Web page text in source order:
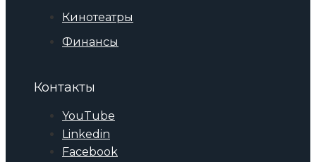
Кинотеатры
Финансы
Контакты
YouTube
Linkedin
Facebook